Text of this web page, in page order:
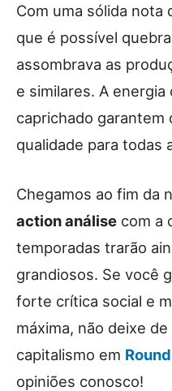
Com uma sólida nota
que é possível
assombrava as
e similares. A
caprichado garantem
qualidade para todas
Chegamos ao fim da
action análise com a
temporadas trarão
grandiosos. Se você
forte crítica social e
máxima, não deixe
capitalismo em
opiniões conosco!